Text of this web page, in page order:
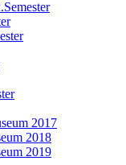
2017
2018
2019